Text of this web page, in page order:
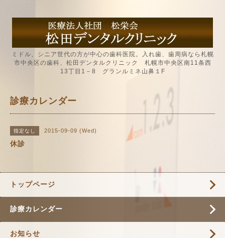
ミドル、シニア世代の方が中心の歯科医院。入れ歯、歯周病なら札幌
市中央区の歯科、松田デンタルクリニック 札幌市中央区南11条西
13丁目1－8 グランルミネ山鼻１F
診療カレンダー
指定なし 2015-09-09 (Wed)
休診
トップページ
診療カレンダー
お知らせ